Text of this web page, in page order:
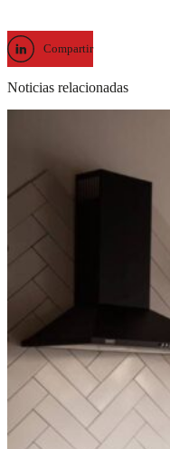
Compartir
Noticias relacionadas